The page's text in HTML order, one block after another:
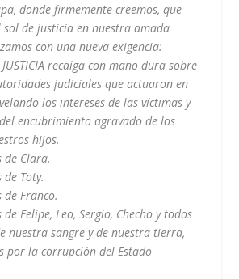
donde firmemente creemos, que
de justicia en nuestra amada
con una nueva exigencia:
recaiga con mano dura sobre
judiciales que actuaron en
los intereses de las víctimas y
encubrimiento agravado de los
hijos.
de Clara.
Toty.
de Franco.
Felipe, Leo, Sergio, Checho y todos
nuestra sangre y de nuestra tierra,
por la corrupción del Estado